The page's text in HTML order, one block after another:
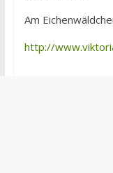
Am
http://